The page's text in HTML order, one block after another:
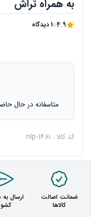
به همراه تراش
4.9 1 دیدگاه
متاسفانه در حال
کد کالا : nlp-1481
ضمانت اصالت
کالاها
ارسال به